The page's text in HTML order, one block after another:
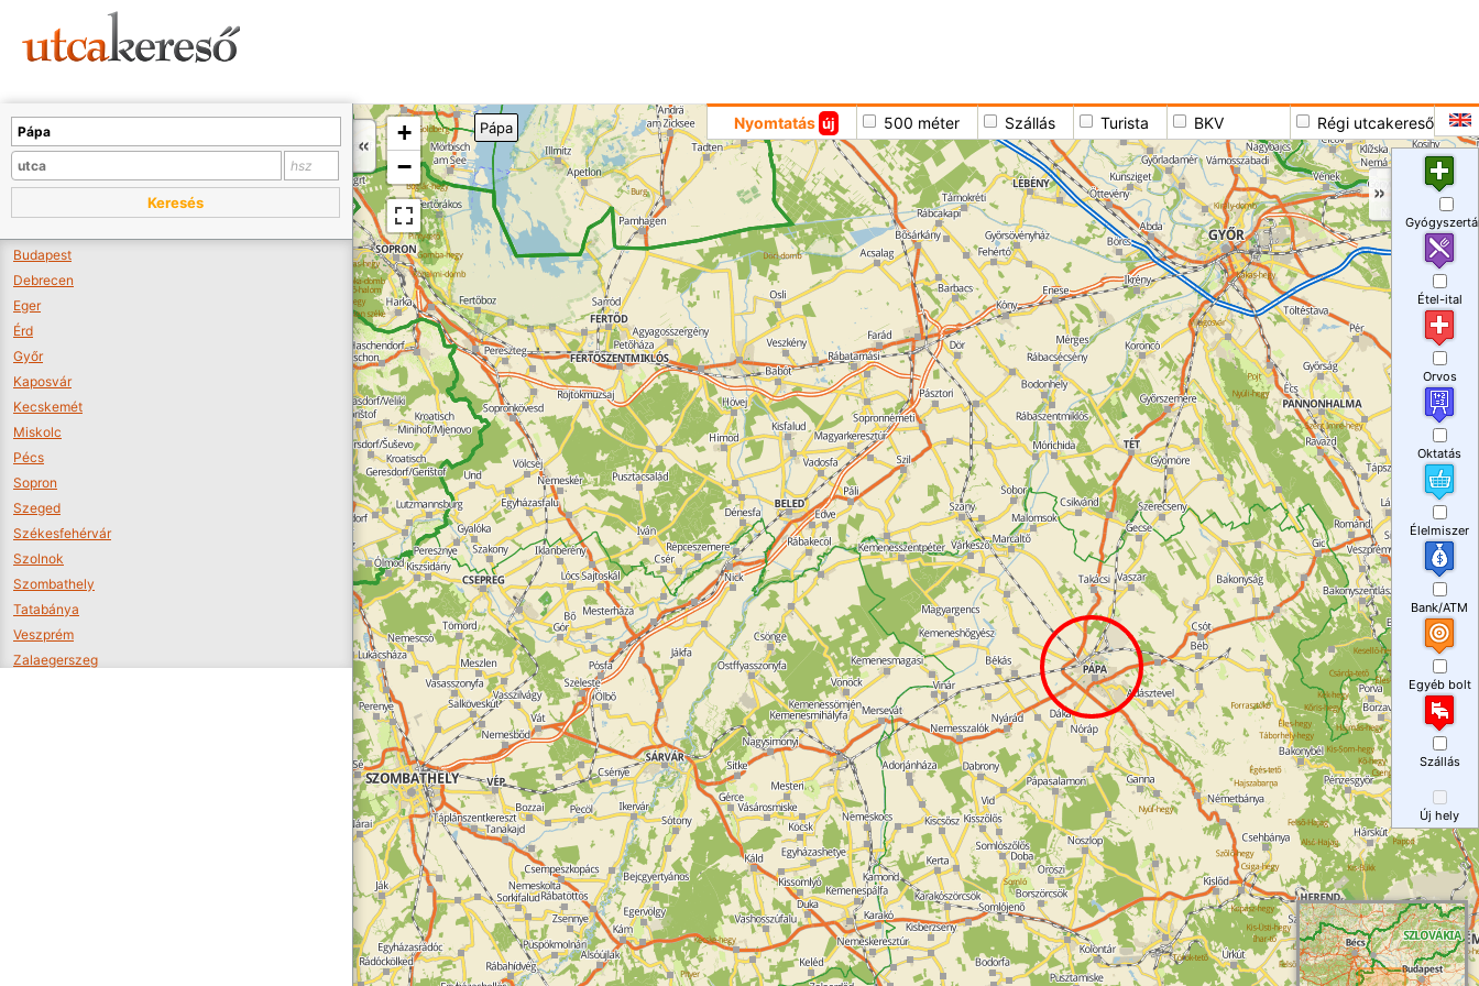
+
−
Nyomtatás új 500 méter Szállás Turista BKV Régi utcakereső
Pápa
Keresés
Budapest
Debrecen
Eger
Érd
Győr
Kaposvár
Kecskemét
Miskolc
Pécs
Sopron
Szeged
Székesfehérvár
Szolnok
Szombathely
Tatabánya
Veszprém
Zalaegerszeg
Étel-ital
Orvos
Oktatás
Élelmiszer
Bank/ATM
Egyéb bolt
Szállás
Új hely
A térképet kicsinyíteni kell, hogy látszódjanak a boltok.
Boltok látszódjanak >>